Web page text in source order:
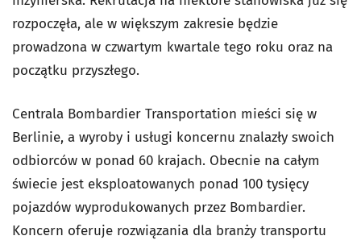
rozpoczęła, ale w większym zakresie będzie
prowadzona w czwartym kwartale tego roku oraz na
początku przyszłego.
Centrala Bombardier Transportation mieści się w
Berlinie, a wyroby i usługi koncernu znalazły swoich
odbiorców w ponad 60 krajach. Obecnie na całym
świecie jest eksploatowanych ponad 100 tysięcy
pojazdów wyprodukowanych przez Bombardier.
Koncern oferuje rozwiązania dla branży transportu